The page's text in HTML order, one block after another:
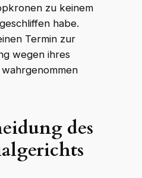
zu keinem
habe.
Termin zur
wegen ihres
des